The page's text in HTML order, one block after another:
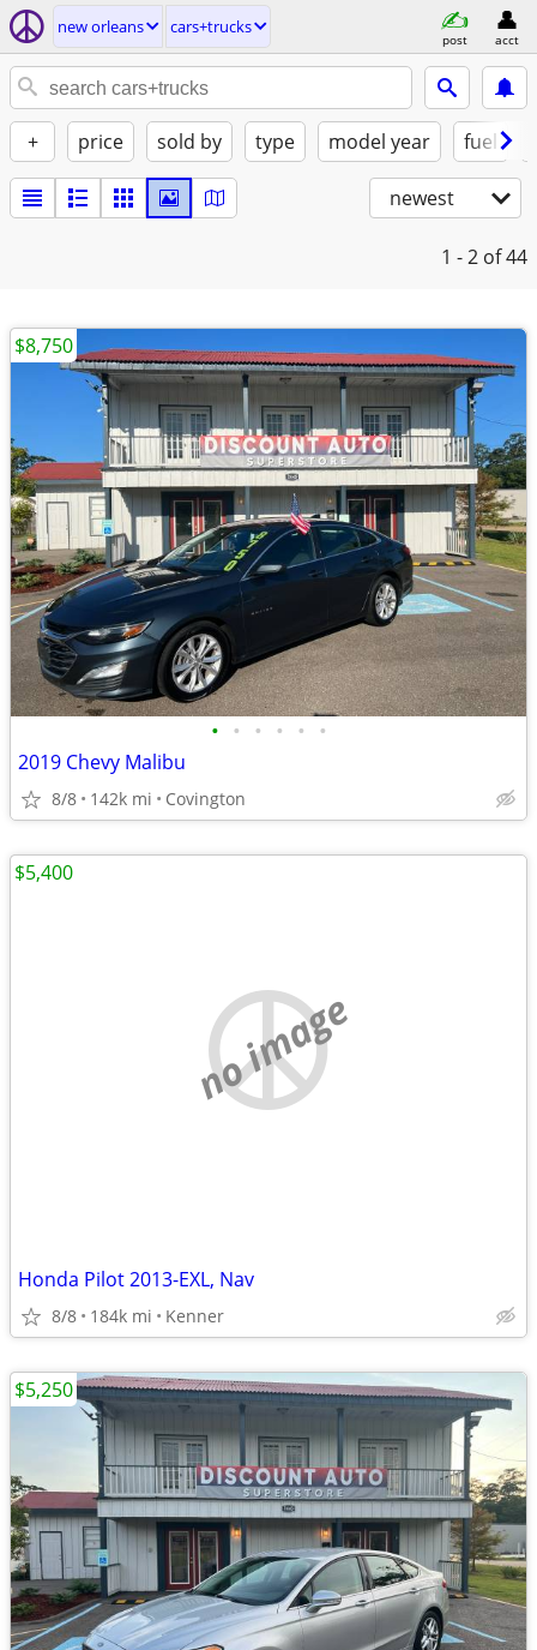
new orleans cars+trucks
post acct
+ price sold by type model year fuel
newest
1 - 2 of 44
• • • • • •
2019 Chevy Malibu
8/8 142k mi Covington
$8,750
no image
Honda Pilot 2013-EXL, Nav
8/8 184k mi Kenner
$5,400
$5,250